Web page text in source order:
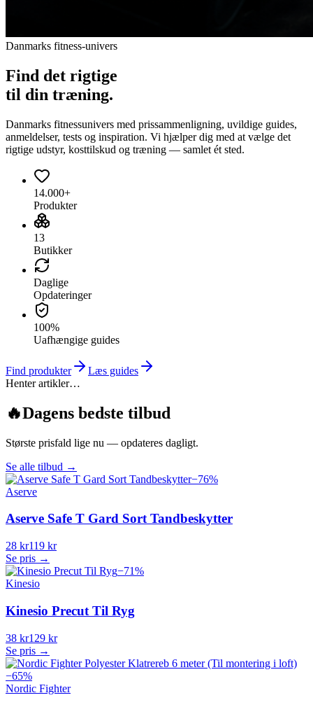
Danmarks fitness-univers
Find det rigtige
til din træning.
Danmarks fitnessunivers med prissammenligning, uvildige guides,
anmeldelser, tests og inspiration. Vi hjælper dig med at vælge det
rigtige udstyr, kosttilskud og træning — samlet ét sted.
14.000+
Produkter
13
Butikker
Daglige
Opdateringer
100%
Uafhængige guides
Find produkter
Læs guides
Henter artikler…
🔥Dagens bedste tilbud
Største prisfald lige nu — opdateres dagligt.
Se alle tilbud →
−76%
Aserve
Aserve Safe T Gard Sort Tandbeskytter
28 kr119 kr
Se pris →
−71%
Kinesio
Kinesio Precut Til Ryg
38 kr129 kr
Se pris →
−65%
Nordic Fighter